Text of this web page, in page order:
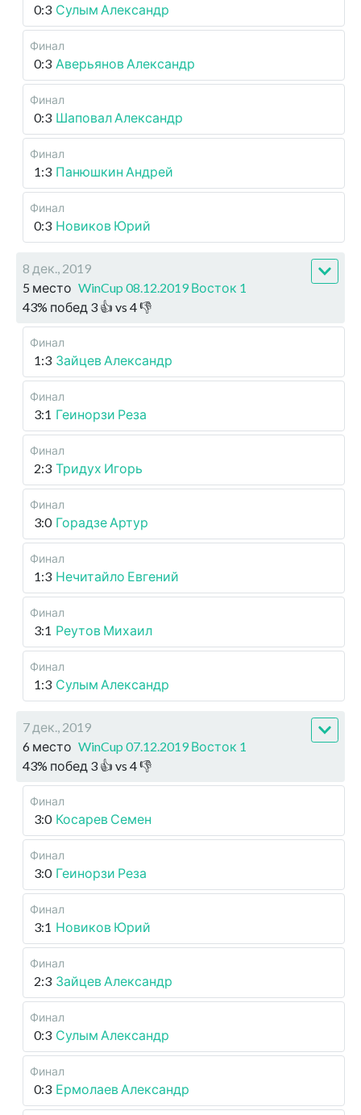
0:3 Сулым Александр
Финал
0:3 Аверьянов Александр
Финал
0:3 Шаповал Александр
Финал
1:3 Панюшкин Андрей
Финал
0:3 Новиков Юрий
8 дек., 2019
5 место WinCup 08.12.2019 Восток 1
43% побед 3 👍 vs 4👎
Финал
1:3 Зайцев Александр
Финал
3:1 Геинорзи Реза
Финал
2:3 Тридух Игорь
Финал
3:0 Горадзе Артур
Финал
1:3 Нечитайло Евгений
Финал
3:1 Реутов Михаил
Финал
1:3 Сулым Александр
7 дек., 2019
6 место WinCup 07.12.2019 Восток 1
43% побед 3 👍 vs 4👎
Финал
3:0 Косарев Семен
Финал
3:0 Геинорзи Реза
Финал
3:1 Новиков Юрий
Финал
2:3 Зайцев Александр
Финал
0:3 Сулым Александр
Финал
0:3 Ермолаев Александр